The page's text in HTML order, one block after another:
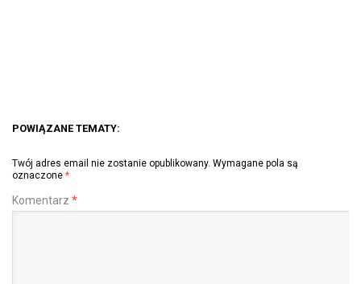
POWIĄZANE TEMATY:
Twój adres email nie zostanie opublikowany. Wymagane pola są
oznaczone *
Komentarz *